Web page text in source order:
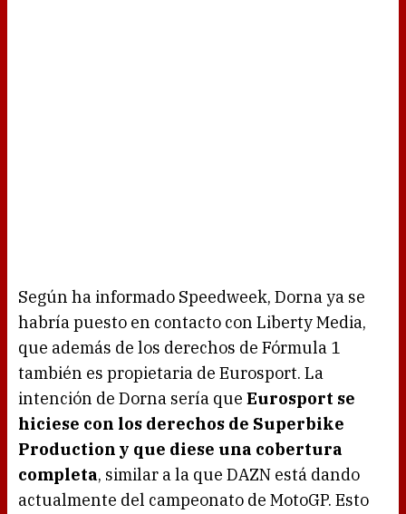
Según ha informado Speedweek, Dorna ya se
habría puesto en contacto con Liberty Media,
que además de los derechos de Fórmula 1
también es propietaria de Eurosport. La
intención de Dorna sería que Eurosport se
hiciese con los derechos de Superbike
Production y que diese una cobertura
completa, similar a la que DAZN está dando
actualmente del campeonato de MotoGP. Esto